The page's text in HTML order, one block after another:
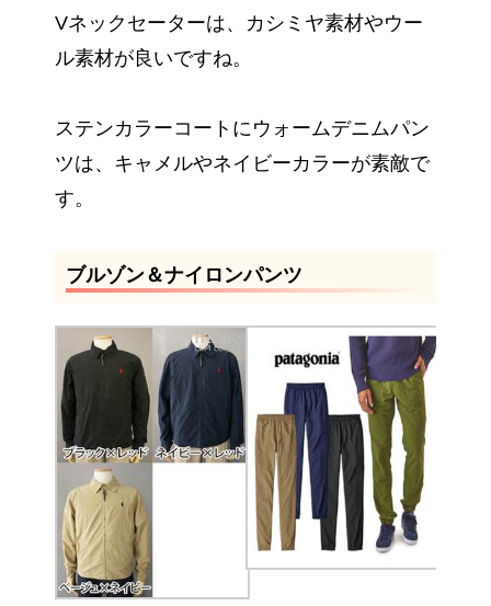
Vネックセーターは、カシミヤ素材やウー
ル素材が良いですね。
ステンカラーコートにウォームデニムパン
ツは、キャメルやネイビーカラーが素敵で
す。
ブルゾン＆ナイロンパンツ